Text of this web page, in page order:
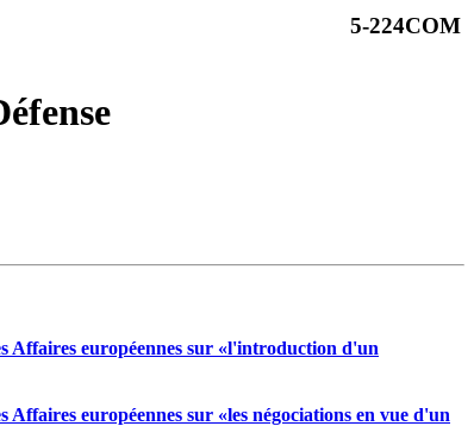
5-224COM
Affaires européennes sur «l'introduction d'un
européennes sur «les négociations en vue d'un